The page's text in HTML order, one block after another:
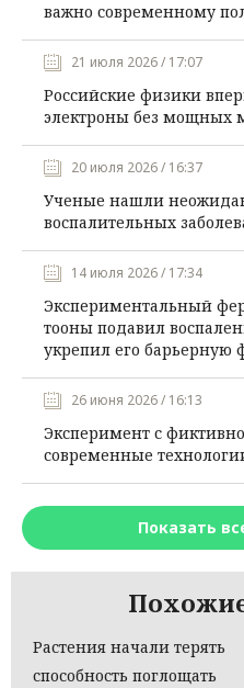
важно современному
21 июля 2026 / 17:07
Российские физики
электроны без мощных
20 июля 2026 / 16:37
Ученые нашли
воспалительных
14 июля 2026 / 17:34
Экспериментальный
тооны подавил
укрепил его барьерную
26 июня 2026 / 16:13
Эксперимент с
современные
Показать
Растения начали терять
способность поглощать